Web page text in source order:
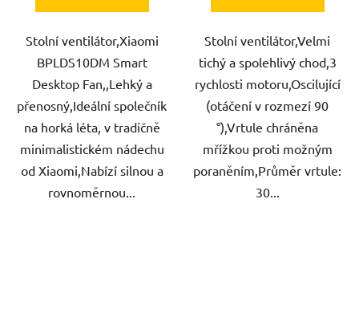
Stolní ventilátor,Xiaomi
BPLDS10DM Smart
Desktop Fan,,Lehký a
přenosný,Ideální společník
na horká léta, v tradičně
minimalistickém nádechu
od Xiaomi,Nabízí silnou a
rovnoměrnou...
Stolní ventilátor,Velmi
tichý a spolehlivý chod,3
rychlosti motoru,Oscilující
(otáčení v rozmezí 90
°),Vrtule chráněna
mřížkou proti možným
poraněním,Průměr vrtule:
30...